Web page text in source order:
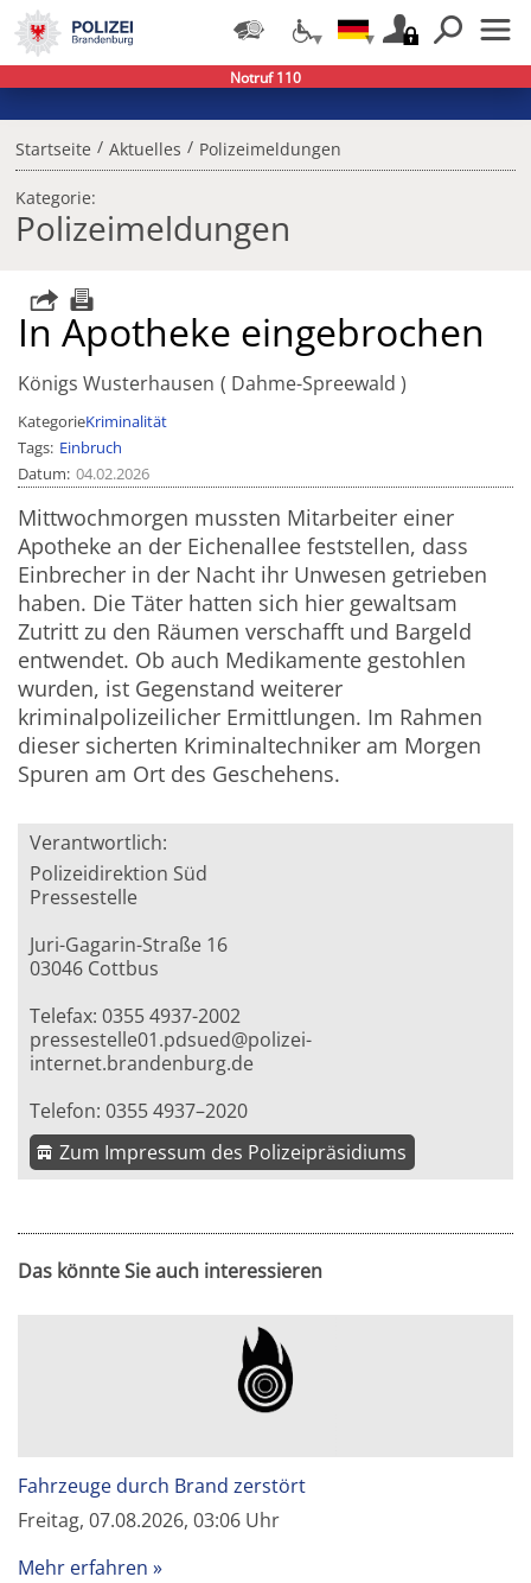
Startseite / Aktuelles / Polizeimeldungen
Kategorie:
Polizeimeldungen
In Apotheke eingebrochen
Königs Wusterhausen Dahme-Spreewald
KategorieKriminalität
Tags Einbruch
Datum 04.02.2026
Mittwochmorgen mussten Mitarbeiter einer
Apotheke an der Eichenallee feststellen, dass
Einbrecher in der Nacht ihr Unwesen getrieben
haben. Die Täter hatten sich hier gewaltsam
Zutritt zu den Räumen verschafft und Bargeld
entwendet. Ob auch Medikamente gestohlen
wurden, ist Gegenstand weiterer
kriminalpolizeilicher Ermittlungen. Im Rahmen
dieser sicherten Kriminaltechniker am Morgen
Spuren am Ort des Geschehens.
Verantwortlich:
Polizeidirektion Süd
Pressestelle
Juri-Gagarin-Straße 16
03046 Cottbus
Telefax: 0355 4937-2002
pressestelle01.pdsued@polizei-
internet.brandenburg.de
Telefon: 0355 4937–2020
Zum Impressum des Polizeipräsidiums
Das könnte Sie auch interessieren
Fahrzeuge durch Brand zerstört
Freitag, 07.08.2026, 03:06 Uhr
Mehr erfahren
Notruf 110